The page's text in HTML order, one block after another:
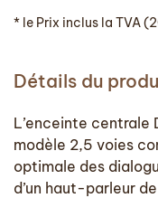
* le Prix inclus la TVA
Détails du
L’enceinte centrale
modèle 2,5 voies
optimale des
d’un haut-parleur